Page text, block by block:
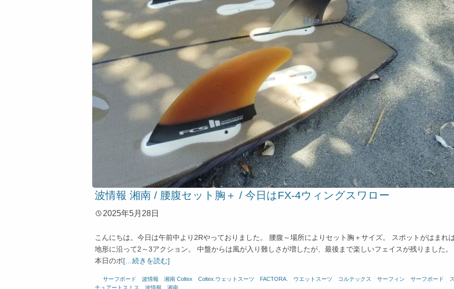
波情報 湘南 / 腰腹セット胸＋ / 今日はFX-4ウィングスワロー
2025年5月28日
こんにちは。今日は午前中より2Rやっておりました。 腰腹～場所によりセット胸＋サイズ。 スポットがはまれ
地形に沿って2～3アクション。 中盤からは風が入り難しさが増したが、最後まで楽しいフェイスが残りました。
本日のボ[…続きを読む]
サーフボード 波情報 湘南 Coltex Coltex.ウェットスーツ FACTORA. ウエットスーツ コルテックス サーフィン サーフボード
チュアートスミス
波情報 湘南